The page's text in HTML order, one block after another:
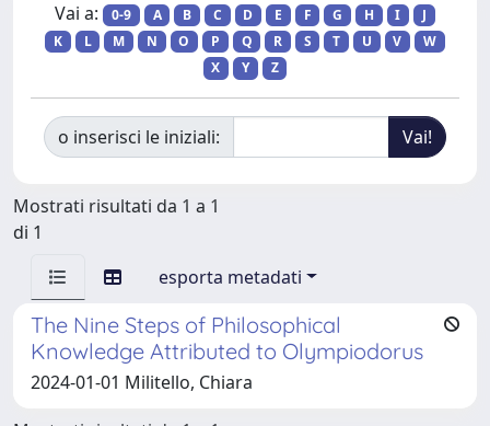
Vai a: 0-9 A B C D E F G H I
J
K
L M N O P Q R S T U V
W
X
Y Z
o inserisci le iniziali:
Mostrati risultati da 1 a 1
di 1
esporta metadati
The Nine Steps of Philosophical
Knowledge Attributed to Olympiodorus
2024-01-01 Militello, Chiara